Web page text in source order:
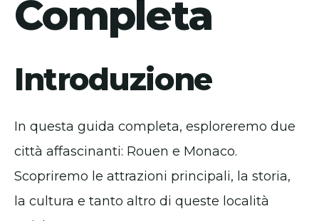
Completa
Introduzione
In questa guida completa, esploreremo due
città affascinanti: Rouen e Monaco.
Scopriremo le attrazioni principali, la storia,
la cultura e tanto altro di queste località